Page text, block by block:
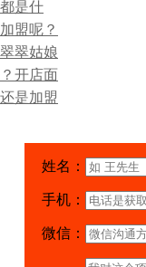
是什
店，大
盟呢？
翠姑娘
？
开店面
是加盟
姓名：
手机：
微信：